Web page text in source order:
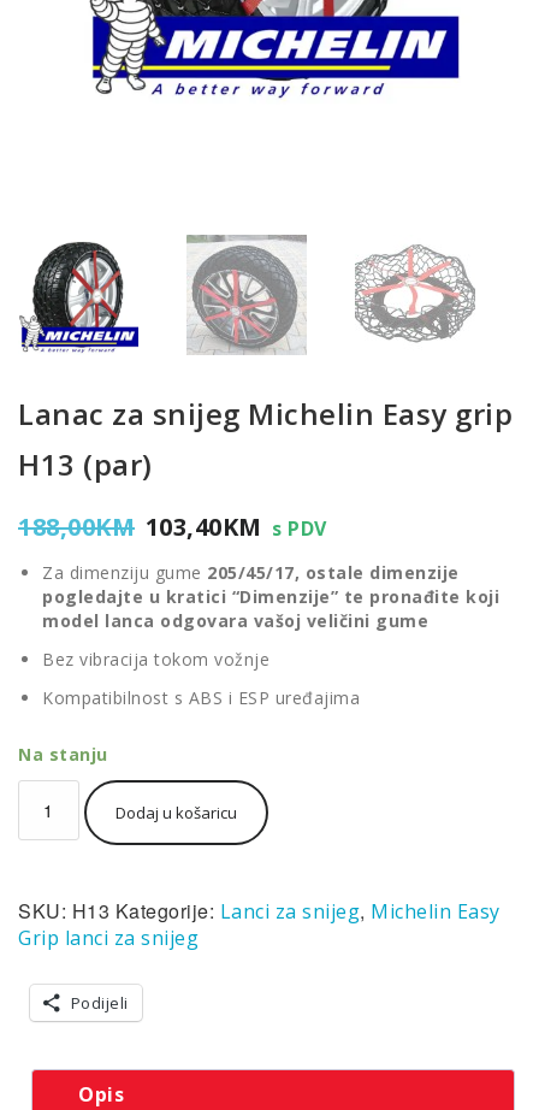
Lanac za snijeg Michelin Easy grip
H13 (par)
188,00KM Izvorna
bila
je:
188,00KM.
103,40KM Trenutna
je:
103,40KM.
s PDV
Za dimenziju gume 205/45/17, ostale dimenzije
pogledajte u kratici “Dimenzije” te pronađite koji
model lanca odgovara vašoj veličini gume
Bez vibracija tokom vožnje
Kompatibilnost s ABS i ESP uređajima
Na stanju
Lanac
snijeg
grip
H13
količina
Dodaj u košaricu
SKU: H13 Kategorije: Lanci za snijeg, Michelin Easy
Grip lanci za snijeg
Podijeli
Opis